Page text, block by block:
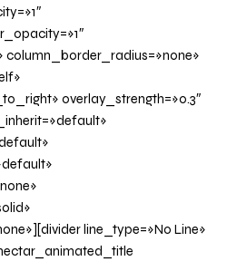
column_border_radius=»none»
overlay_strength=»0.3″
line_type=»No Line»